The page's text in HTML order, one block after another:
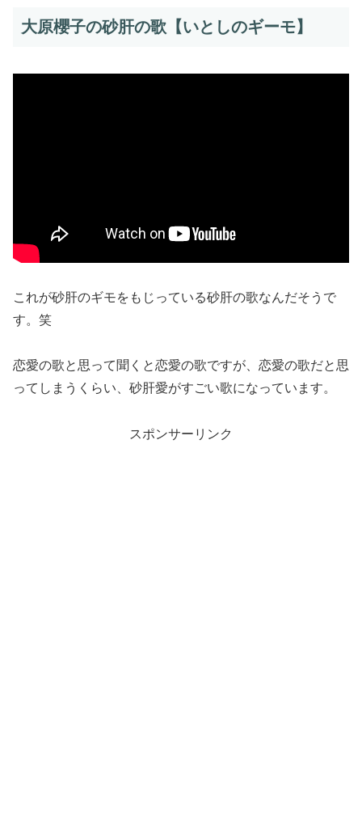
大原櫻子の砂肝の歌【いとしのギーモ】
これが砂肝のギモをもじっている砂肝の歌なんだそうで
す。笑
恋愛の歌と思って聞くと恋愛の歌ですが、恋愛の歌だと思
ってしまうくらい、砂肝愛がすごい歌になっています。
スポンサーリンク